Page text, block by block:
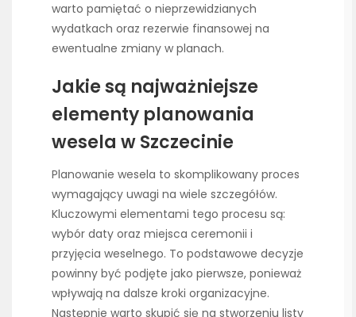
warto pamiętać o nieprzewidzianych
wydatkach oraz rezerwie finansowej na
ewentualne zmiany w planach.
Jakie są najważniejsze
elementy planowania
wesela w Szczecinie
Planowanie wesela to skomplikowany proces
wymagający uwagi na wiele szczegółów.
Kluczowymi elementami tego procesu są:
wybór daty oraz miejsca ceremonii i
przyjęcia weselnego. To podstawowe decyzje
powinny być podjęte jako pierwsze, ponieważ
wpływają na dalsze kroki organizacyjne.
Następnie warto skupić się na stworzeniu listy